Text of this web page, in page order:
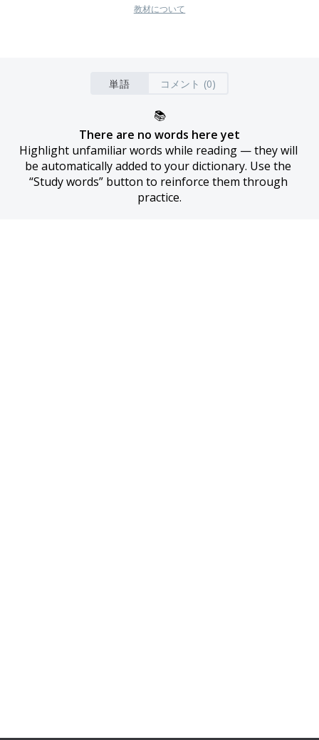
教材について
単語 コメント (0)
📚
There are no words here yet
Highlight unfamiliar words while reading — they will
be automatically added to your dictionary. Use the
“Study words” button to reinforce them through
practice.